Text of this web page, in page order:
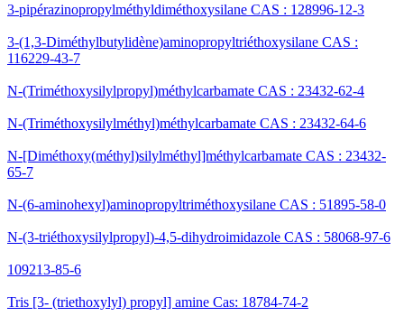
3-pipérazinopropylméthyldiméthoxysilane CAS : 128996-12-3
3-(1,3-Diméthylbutylidène)aminopropyltriéthoxysilane CAS :
116229-43-7
N-(Triméthoxysilylpropyl)méthylcarbamate CAS : 23432-62-4
N-(Triméthoxysilylméthyl)méthylcarbamate CAS : 23432-64-6
N-[Diméthoxy(méthyl)silylméthyl]méthylcarbamate CAS : 23432-
65-7
N-(6-aminohexyl)aminopropyltriméthoxysilane CAS : 51895-58-0
N-(3-triéthoxysilylpropyl)-4,5-dihydroimidazole CAS : 58068-97-6
109213-85-6
Tris [3- (triethoxylyl) propyl] amine Cas: 18784-74-2